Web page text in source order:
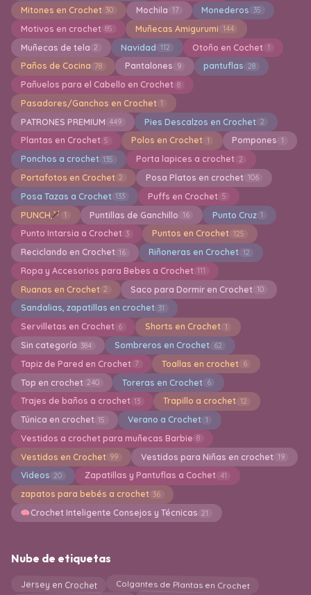
Mitones en Crochet 30 Mochila 17 Monederos 35
Motivos en crochet 85 Muñecas Amigurumi 144
Muñecas de tela 2 Navidad 112 Otoño en Cochet 1
Paños de Cocina 78 Pantalones 9 pantuflas 28
Pañuelos para el Cabello en Crochet 8
Pasadores/Ganchos en Crochet 1
PATRONES PREMIUM 449 Pies Descalzos en Crochet 2
Plantas en Crochet 5 Polos en Crochet 1 Pompones 1
Ponchos a crochet 135 Porta lapices a crochet 2
Portafotos en Crochet 2 Posa Platos en crochet 106
Posa Tazas a Crochet 133 Puffs en Crochet 5
PUNCH 1 Puntillas de Ganchillo 16 Punto Cruz 1
Punto Intarsia a Crochet 3 Puntos en Crochet 125
Reciclando en Crochet 16 Riñoneras en Crochet 12
Ropa y Accesorios para Bebes a Crochet 111
Ruanas en Crochet 2 Saco para Dormir en Crochet 10
Sandalias, zapatillas en crochet 31
Servilletas en Crochet 6 Shorts en Crochet 1
Sin categoría 384 Sombreros en Crochet 62
Tapiz de Pared en Crochet 7 Toallas en crochet 6
Top en crochet 240 Toreras en Crochet 6
Trajes de baños a crochet 13 Trapillo a crochet 12
Túnica en crochet 15 Verano a Crochet 1
Vestidos a crochet para muñecas Barbie 8
Vestidos en Crochet 99 Vestidos para Niñas en crochet 19
Videos 20 Zapatillas y Pantuflas a Cochet 41
zapatos para bebés a crochet 36
Crochet Inteligente Consejos y Técnicas 21
Nube de etiquetas
Jersey en Crochet Colgantes de Plantas en Crochet